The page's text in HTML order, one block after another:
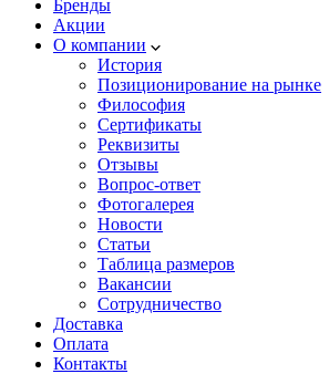
Бренды
Акции
О компании
История
Позиционирование на рынке
Философия
Сертификаты
Реквизиты
Отзывы
Вопрос-ответ
Фотогалерея
Новости
Статьи
Таблица размеров
Вакансии
Сотрудничество
Доставка
Оплата
Контакты